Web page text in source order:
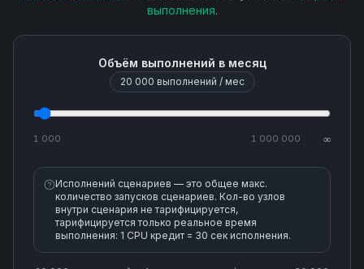
Search Files and Folders
выполнения.
Объём выполнений в месяц
20 000 выполнений / мес
1 000 1 000 000 ∞
Исполнений сценариев — это общее макс.
количество запусков сценариев. Кол-во узлов
внутри сценария не тарифицируется,
тарифицируется только реальное время
выполнения: 1 CPU кредит = 30 сек исполнения.